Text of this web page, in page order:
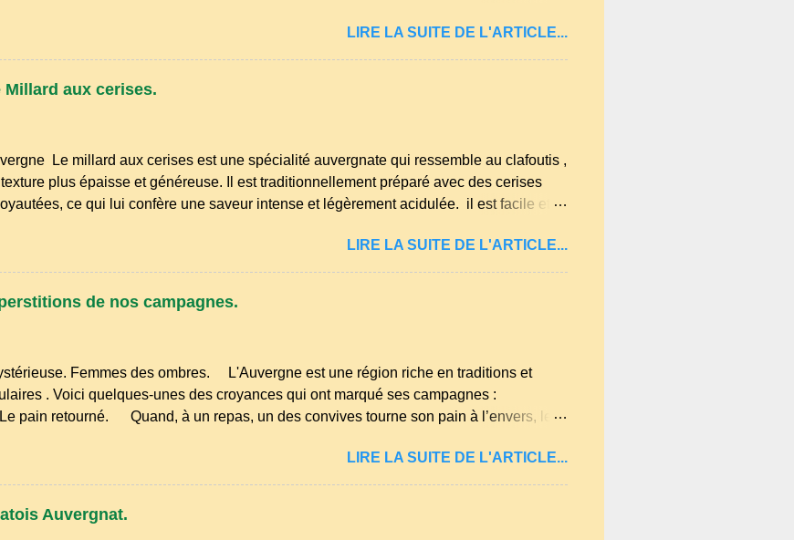
Dans les campagnes du Puy‑de‑Dôme, du Cantal ou de la Haute‑Loire, cette
un dessert du quotidien, préparé avec les ingrédients les plus modestes : lait, farine,
beaucoup de savoir‑faire. Comme beaucoup de spécialités auvergnates, la tarte à la
de la sobriété des cuisines rurales . Elle permettait d’utiliser le lait de la ferme, les œufs
LIRE LA SUITE DE L'ARTICLE...
aux cerises.
Le millard aux cerises est une spécialité auvergnate qui ressemble au clafoutis ,
plus épaisse et généreuse. Il est traditionnellement préparé avec des cerises
ce qui lui confère une saveur intense et légèrement acidulée. il est facile et
Il faut aussi 3 œufs, 250 g de farine, 50g de sucre un verre de lait, 1 pincée de sel et 30
par équeuter les cerises sans les dénoyauter de préférence, passez les
LIRE LA SUITE DE L'ARTICLE...
de nos campagnes.
Femmes des ombres. L'Auvergne est une région riche en traditions et
. Voici quelques-unes des croyances qui ont marqué ses campagnes :
pain retourné. Quand, à un repas, un des convives tourne son pain à l’envers, les
pain s’en aperçoit, il remet le pain sur le bon coté, mais il doit payer autant de bouteilles
couteaux ou de fourchettes enfoncées dans le pain.(Arrondissement d’Ambert). Les
LIRE LA SUITE DE L'ARTICLE...
Auvergnat.